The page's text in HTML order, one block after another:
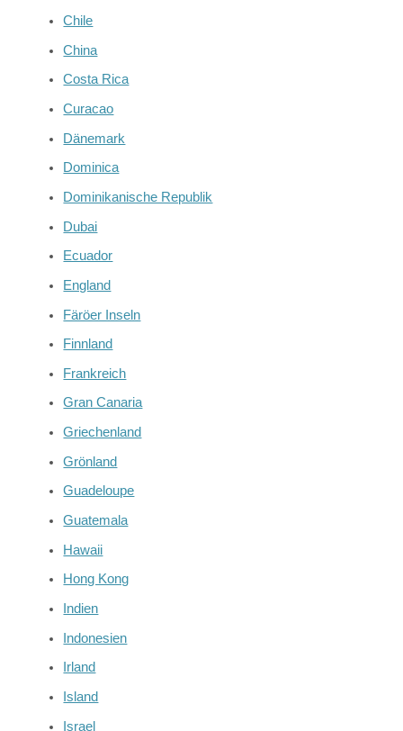
Chile
China
Costa Rica
Curacao
Dänemark
Dominica
Dominikanische Republik
Dubai
Ecuador
England
Färöer Inseln
Finnland
Frankreich
Gran Canaria
Griechenland
Grönland
Guadeloupe
Guatemala
Hawaii
Hong Kong
Indien
Indonesien
Irland
Island
Israel